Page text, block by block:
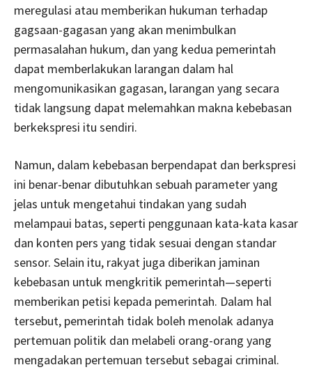
meregulasi atau memberikan hukuman terhadap
gagsaan-gagasan yang akan menimbulkan
permasalahan hukum, dan yang kedua pemerintah
dapat memberlakukan larangan dalam hal
mengomunikasikan gagasan, larangan yang secara
tidak langsung dapat melemahkan makna kebebasan
berkekspresi itu sendiri.
Namun, dalam kebebasan berpendapat dan berkspresi
ini benar-benar dibutuhkan sebuah parameter yang
jelas untuk mengetahui tindakan yang sudah
melampaui batas, seperti penggunaan kata-kata kasar
dan konten pers yang tidak sesuai dengan standar
sensor. Selain itu, rakyat juga diberikan jaminan
kebebasan untuk mengkritik pemerintah—seperti
memberikan petisi kepada pemerintah. Dalam hal
tersebut, pemerintah tidak boleh menolak adanya
pertemuan politik dan melabeli orang-orang yang
mengadakan pertemuan tersebut sebagai criminal.